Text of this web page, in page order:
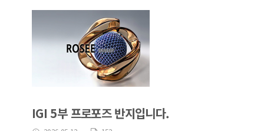
IGI 5부 프로포즈 반지입니다.